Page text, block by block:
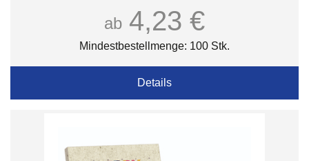
ab 4,23 €
Mindestbestellmenge: 100 Stk.
Details